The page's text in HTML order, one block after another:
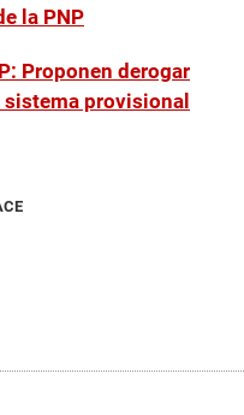
la PNP
Proponen derogar
provisional